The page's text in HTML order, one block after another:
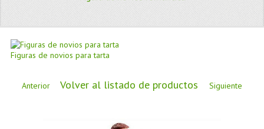
CÓMO COMPRAR
DÓNDE ESTAMOS
Figuras de novios para tarta
Anterior Volver al listado de productos Siguiente